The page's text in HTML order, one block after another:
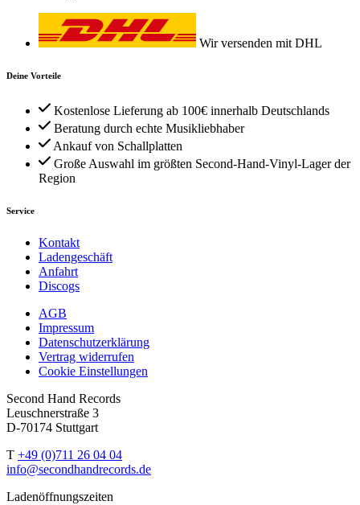
Wir versenden mit DHL
Deine Vorteile
Kostenlose Lieferung ab 100€ innerhalb Deutschlands
Beratung durch echte Musikliebhaber
Ankauf von Schallplatten
Große Auswahl im größten Second-Hand-Vinyl-Lager der
Region
Service
Kontakt
Ladengeschäft
Anfahrt
Discogs
AGB
Impressum
Datenschutzerklärung
Vertrag widerrufen
Cookie Einstellungen
Second Hand Records
Leuschnerstraße 3
D-70174 Stuttgart
T +49 (0)711 26 04 04
info@secondhandrecords.de
Ladenöffnungszeiten